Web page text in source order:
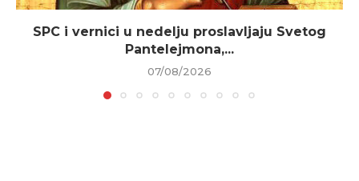
SPC i vernici u nedelju proslavljaju Svetog
Pantelejmona,...
07/08/2026